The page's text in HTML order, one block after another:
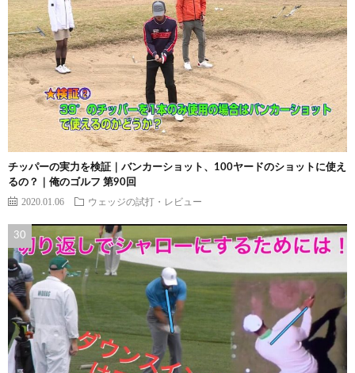
チッパーの実力を検証｜バンカーショット、100ヤードのショットに使え
るの？｜俺のゴルフ 第90回
2020.01.06 ウェッジの試打・レビュー